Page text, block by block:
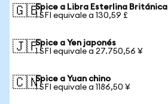
🇬🇧Spice a Libra Esterlina Británica
1 SFI equivale a 130,59 £
🇯🇵Spice a Yen japonés
1 SFI equivale a 27.750,56 ¥
🇨🇳Spice a Yuan chino
1 SFI equivale a 1186,50 ¥